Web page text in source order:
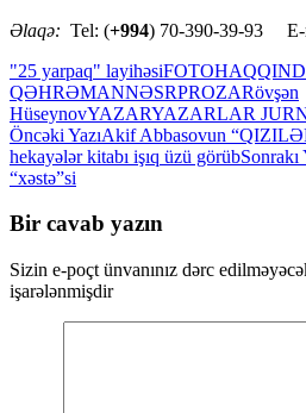
Əlaqə: Tel: (+994) 70-390-39-93 E-
"25 yarpaq" layihəsiFOTO
QƏHRƏMANNƏSRPROZARövşən
HüseynovYAZARYAZARLAR
Yazılar
üzrə
Öncəki YazıAkif Abbasovun
hekayələr kitabı işıq üzü görübSonrakı
“xəstə”si
Bir cavab yazın
Sizin e-poçt ünvanınız dərc
işarələnmişdir